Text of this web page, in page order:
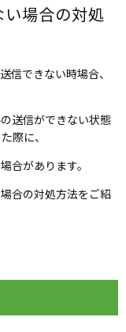
場合の対処
信できない時場合、
送信ができない状態
際に、
合があります。
合の対処方法をご紹